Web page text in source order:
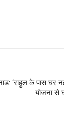
‘राहुल के पास घर
योजना से